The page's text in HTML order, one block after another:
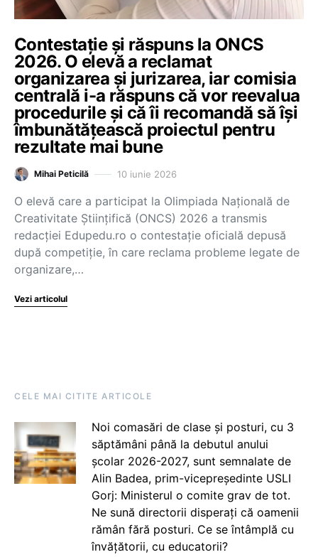
Contestație și răspuns la ONCS
2026. O elevă a reclamat
organizarea și jurizarea, iar comisia
centrală i-a răspuns că vor reevalua
procedurile și că îi recomandă să își
îmbunătățească proiectul pentru
rezultate mai bune
Mihai Peticilă 10 iunie 2026
O elevă care a participat la Olimpiada Națională de
Creativitate Științifică (ONCS) 2026 a transmis
redacției Edupedu.ro o contestație oficială depusă
după competiție, în care reclama probleme legate de
organizare,…
Vezi articolul
CELE MAI CITITE ARTICOLE
Noi comasări de clase și posturi, cu 3
săptămâni până la debutul anului
școlar 2026-2027, sunt semnalate de
Alin Badea, prim-vicepreședinte USLI
Gorj: Ministerul o comite grav de tot.
Ne sună directorii disperați că oamenii
rămân fără posturi. Ce se întâmplă cu
învățătorii, cu educatorii?